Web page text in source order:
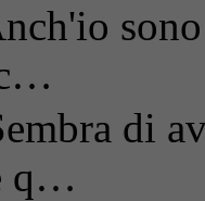
di
q…